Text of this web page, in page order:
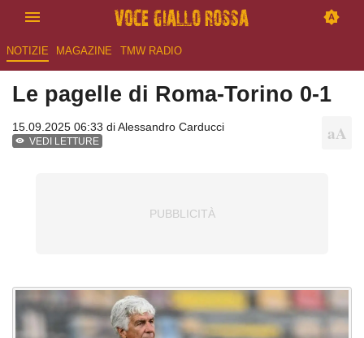
NOTIZIE MAGAZINE TMW RADIO
Le pagelle di Roma-Torino 0-1
15.09.2025 06:33 diAlessandro Carducci
VEDI LETTURE